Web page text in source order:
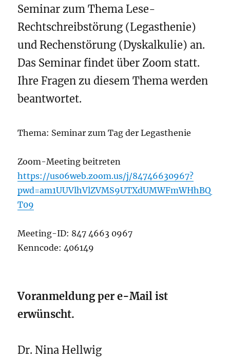
Seminar zum Thema Lese-
Rechtschreibstörung (Legasthenie)
und Rechenstörung (Dyskalkulie) an.
Das Seminar findet über Zoom statt.
Ihre Fragen zu diesem Thema werden
beantwortet.
Thema: Seminar zum Tag der Legasthenie
Zoom-Meeting beitreten
https://us06web.zoom.us/j/84746630967?
pwd=am1UUVlhVlZVMS9UTXdUMWFmWHhBQ
T09
Meeting-ID: 847 4663 0967
Kenncode: 406149
Voranmeldung per e-Mail ist
erwünscht.
Dr. Nina Hellwig